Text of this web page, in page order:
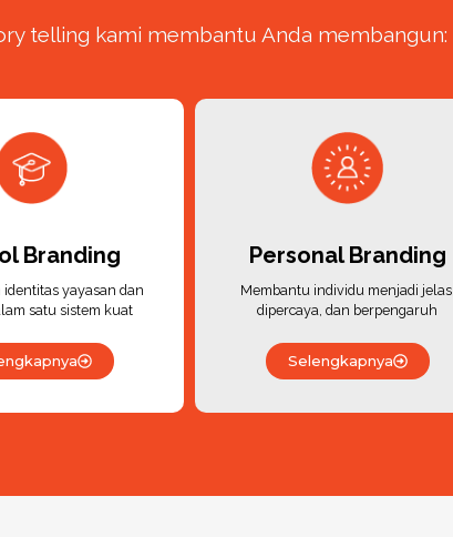
telling kami membantu Anda membangun:
Branding
yayasan dan
satu sistem kuat
Personal Branding
Membantu individu menjadi jelas,
dipercaya, dan berpengaruh
Selengkapnya